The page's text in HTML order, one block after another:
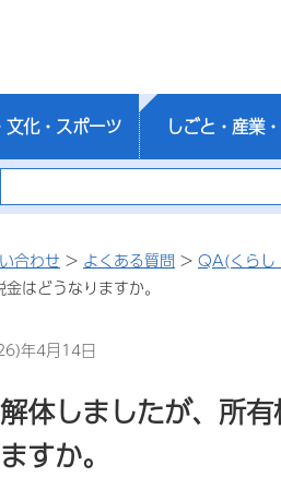
文化・スポーツ しごと・産業
合わせ > よくある質問 > QA(くらし
はどうなりますか。
年4月14日
体しましたが、所
すか。